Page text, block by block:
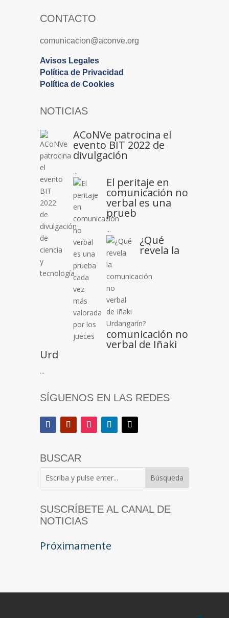
CONTACTO
comunicacion@aconve.org
Avisos Legales
Política de Privacidad
Política de Cookies
NOTICIAS
ACoNVe patrocina el
evento BIT 2022 de
divulgación
...
El peritaje en
comunicación no
verbal es una
prueb
...
¿Qué
revela la
comunicación no
verbal de Iñaki
Urd
...
SÍGUENOS EN LAS REDES
BUSCAR
SUSCRÍBETE AL CANAL DE
NOTICIAS
Próximamente